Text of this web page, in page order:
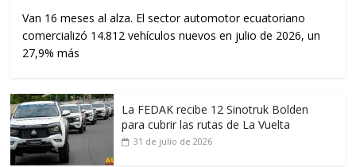
Van 16 meses al alza. El sector automotor ecuatoriano
comercializó 14.812 vehículos nuevos en julio de 2026, un
27,9% más
La FEDAK recibe 12 Sinotruk Bolden
para cubrir las rutas de La Vuelta
31 de julio de 2026